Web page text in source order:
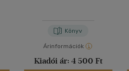
Könyv
Árinformációk
Kiadói ár: 4 500 Ft